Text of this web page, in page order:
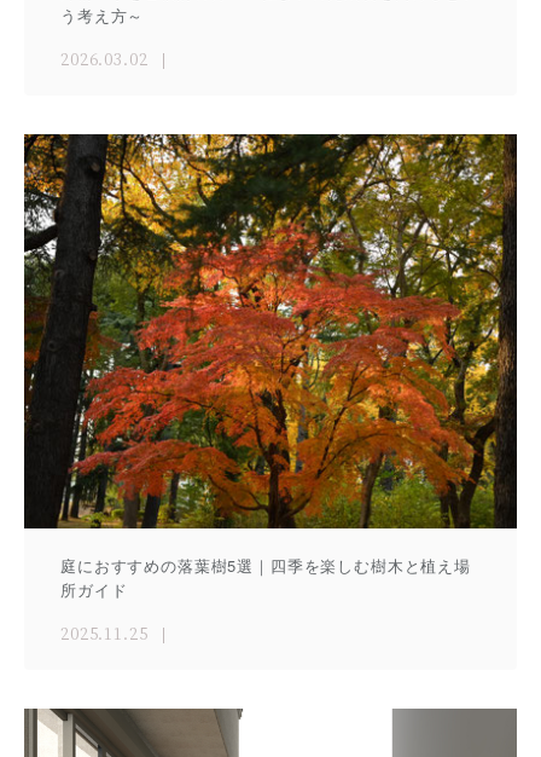
う考え方～
2026.03.02
庭におすすめの落葉樹5選｜四季を楽しむ樹木と植え場
所ガイド
2025.11.25